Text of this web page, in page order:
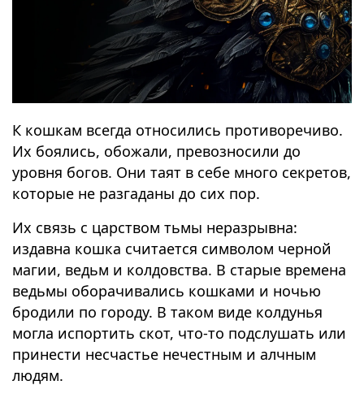
К кошкам всегда относились противоречиво.
Их боялись, обожали, превозносили до
уровня богов. Они таят в себе много секретов,
которые не разгаданы до сих пор.
Их связь с царством тьмы неразрывна:
издавна кошка считается символом черной
магии, ведьм и колдовства. В старые времена
ведьмы оборачивались кошками и ночью
бродили по городу. В таком виде колдунья
могла испортить скот, что-то подслушать или
принести несчастье нечестным и алчным
людям.